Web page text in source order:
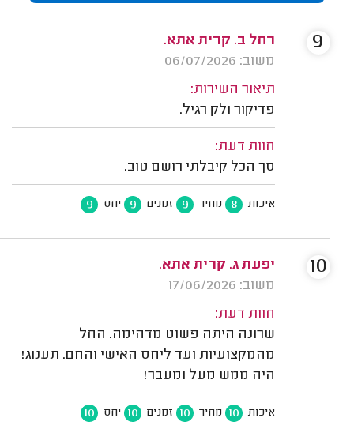
רחל ב. קרית אתא.
משוב: 06/07/2026
תיאור השירות:
פדיקור ולק רגיל.
חוות דעת:
סך הכל קיבלתי רושם טוב.
איכות 8 מחיר 9 זמנים 9 יחס 9
9
יפעת ג. קרית אתא.
משוב: 17/06/2026
חוות דעת:
שרונה היתה פשוט מדהימה. החל
מהמקצועיות ועד ליחס האישי והחם. תענוג!
היה ממש מעל ומעבר!
איכות 10 מחיר 10 זמנים 10 יחס 10
10